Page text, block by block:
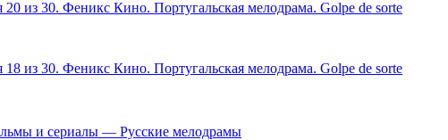
из 30. Феникс Кино. Португальская мелодрама. Golpe de sorte
из 30. Феникс Кино. Португальская мелодрама. Golpe de sorte
и сериалы — Русские мелодрамы